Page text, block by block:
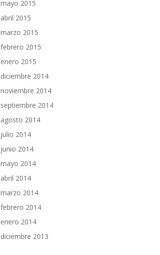
mayo 2015
abril 2015
marzo 2015
febrero 2015
enero 2015
diciembre 2014
noviembre 2014
septiembre 2014
agosto 2014
julio 2014
junio 2014
mayo 2014
abril 2014
marzo 2014
febrero 2014
enero 2014
diciembre 2013